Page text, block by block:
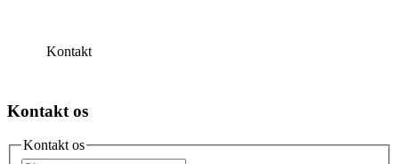
Kontakt
Kontakt os
Kontakt os